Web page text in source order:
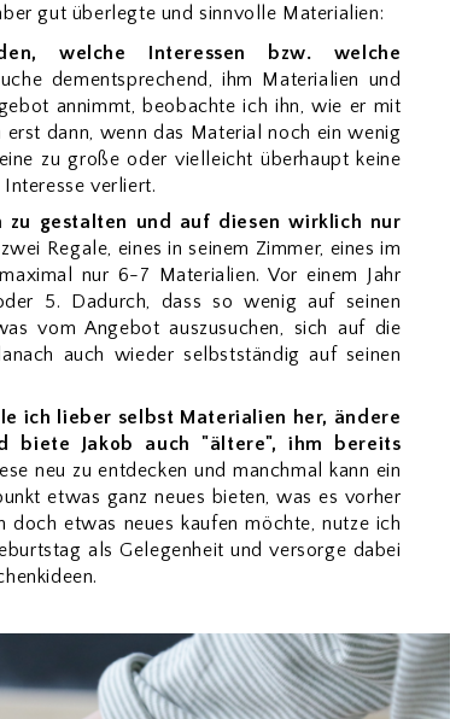
gut überlegte und sinnvolle Materialien:
welche Interessen bzw. welche
dementsprechend, ihm Materialien und
annimmt, beobachte ich ihn, wie er mit
dann, wenn das Material noch ein wenig
zu große oder vielleicht überhaupt keine
verliert.
zu gestalten und auf diesen wirklich nur
Regale, eines in seinem Zimmer, eines im
nur 6-7 Materialien. Vor einem Jahr
5. Dadurch, dass so wenig auf seinen
vom Angebot auszusuchen, sich auf die
auch wieder selbstständig auf seinen
ich lieber selbst Materialien her, ändere
biete Jakob auch "ältere", ihm bereits
neu zu entdecken und manchmal kann ein
etwas ganz neues bieten, was es vorher
etwas neues kaufen möchte, nutze ich
als Gelegenheit und versorge dabei